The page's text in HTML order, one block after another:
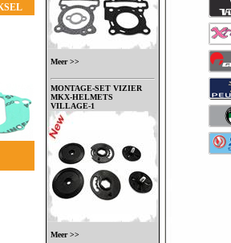
Meer >>
MONTAGE-SET VIZIER
MKX-HELMETS
VILLAGE-1
Meer >>